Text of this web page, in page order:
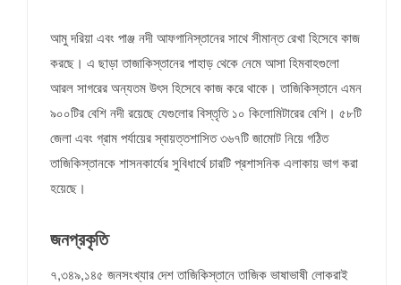
আমু দরিয়া এবং পাঞ্জ নদী আফগানিস্তানের সাথে সীমান্ত রেখা হিসেবে কাজ
করছে। এ ছাড়া তাজাকিস্তানের পাহাড় থেকে নেমে আসা হিমবাহগুলো
আরল সাগরের অন্যতম উৎস হিসেবে কাজ করে থাকে। তাজিকিস্তানে এমন
৯০০টির বেশি নদী রয়েছে যেগুলোর বিস্তৃতি ১০ কিলোমিটারের বেশি। ৫৮টি
জেলা এবং গ্রাম পর্যায়ের স্বায়ত্তশাসিত ৩৬৭টি জামোট নিয়ে গঠিত
তাজিকিস্তানকে শাসনকার্যের সুবিধার্থে চারটি প্রশাসনিক এলাকায় ভাগ করা
হয়েছে।
জনপ্রকৃতি
৭,৩৪৯,১৪৫ জনসংখ্যার দেশ তাজিকিস্তানে তাজিক ভাষাভাষী লোকরাই